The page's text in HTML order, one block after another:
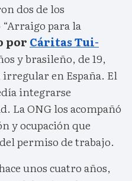
dos de los
para la
por Cáritas Tui-
y brasileño, de 19,
en España. El
integrarse
La ONG los acompañó
y ocupación que
permiso de trabajo.
unos cuatro años,